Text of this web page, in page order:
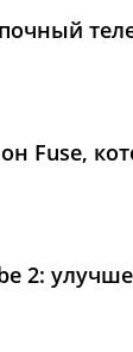
Fuse,
2: